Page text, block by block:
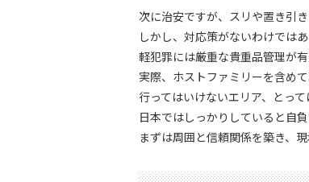
次に治安ですが、スリや置き引
しかし、対応策がないわけではあ
軽犯罪には厳重な貴重品管理が
実際、ホストファミリーを含め
行ってはいけないエリア、とっ
日本ではしっかりしていると自
まずは周囲と信頼関係を築き、